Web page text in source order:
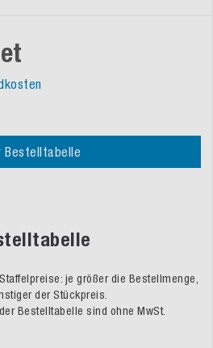
Bestelltabelle
je größer die Bestellmenge,
der Stückpreis.
Bestelltabelle sind ohne MwSt.